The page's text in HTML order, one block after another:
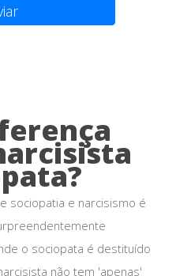
sociopatia e narcisismo é
o sociopata é destituído
não tem 'apenas'